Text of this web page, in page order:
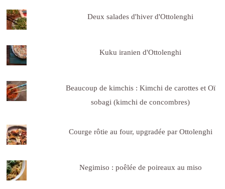
Deux salades d'hiver d'Ottolenghi
Kuku iranien d'Ottolenghi
Beaucoup de kimchis : Kimchi de carottes et Oï
sobagi (kimchi de concombres)
Courge rôtie au four, upgradée par Ottolenghi
Negimiso : poêlée de poireaux au miso